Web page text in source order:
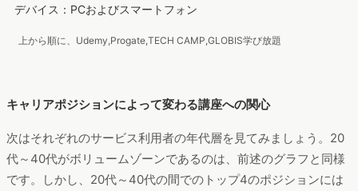
デバイス：PCおよびスマートフォン
上から順に、Udemy,Progate,TECH CAMP,GLOBIS学び放題
キャリアポジションによって変わる講座への関心
次はそれぞれのサービス利用者の年代層を見てみましょう。20
代～40代がボリュームゾーンであるのは、前述のグラフと同様
です。しかし、20代～40代の間でのトップ4のポジションには